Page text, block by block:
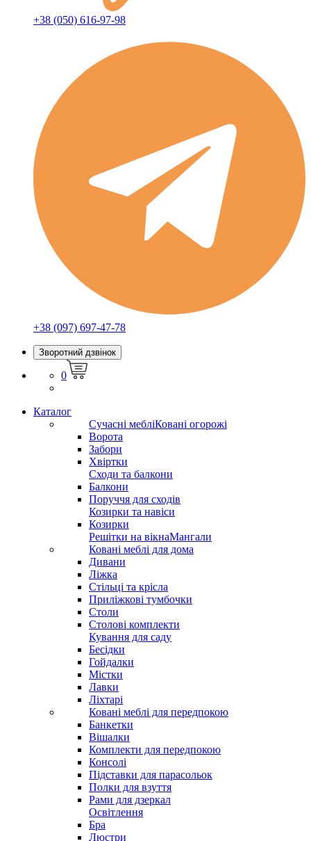
+38 (050) 616-97-98
+38 (097) 697-47-78
Зворотний дзвінок
0
Каталог
Сучасні мебліКовані огорожі
Ворота
Забори
Хвіртки
Сходи та балкони
Балкони
Поруччя для сходів
Козирки та навіси
Козирки
Решітки на вікнаМангали
Ковані меблі для дома
Дивани
Ліжка
Стільці та крісла
Приліжкові тумбочки
Столи
Столові комплекти
Кування для саду
Бесідки
Гойдалки
Містки
Лавки
Ліхтарі
Ковані меблі для передпокою
Банкетки
Вішалки
Комплекти для передпокою
Консолі
Підставки для парасольок
Полки для взуття
Рами для дзеркал
Освітлення
Бра
Люстри